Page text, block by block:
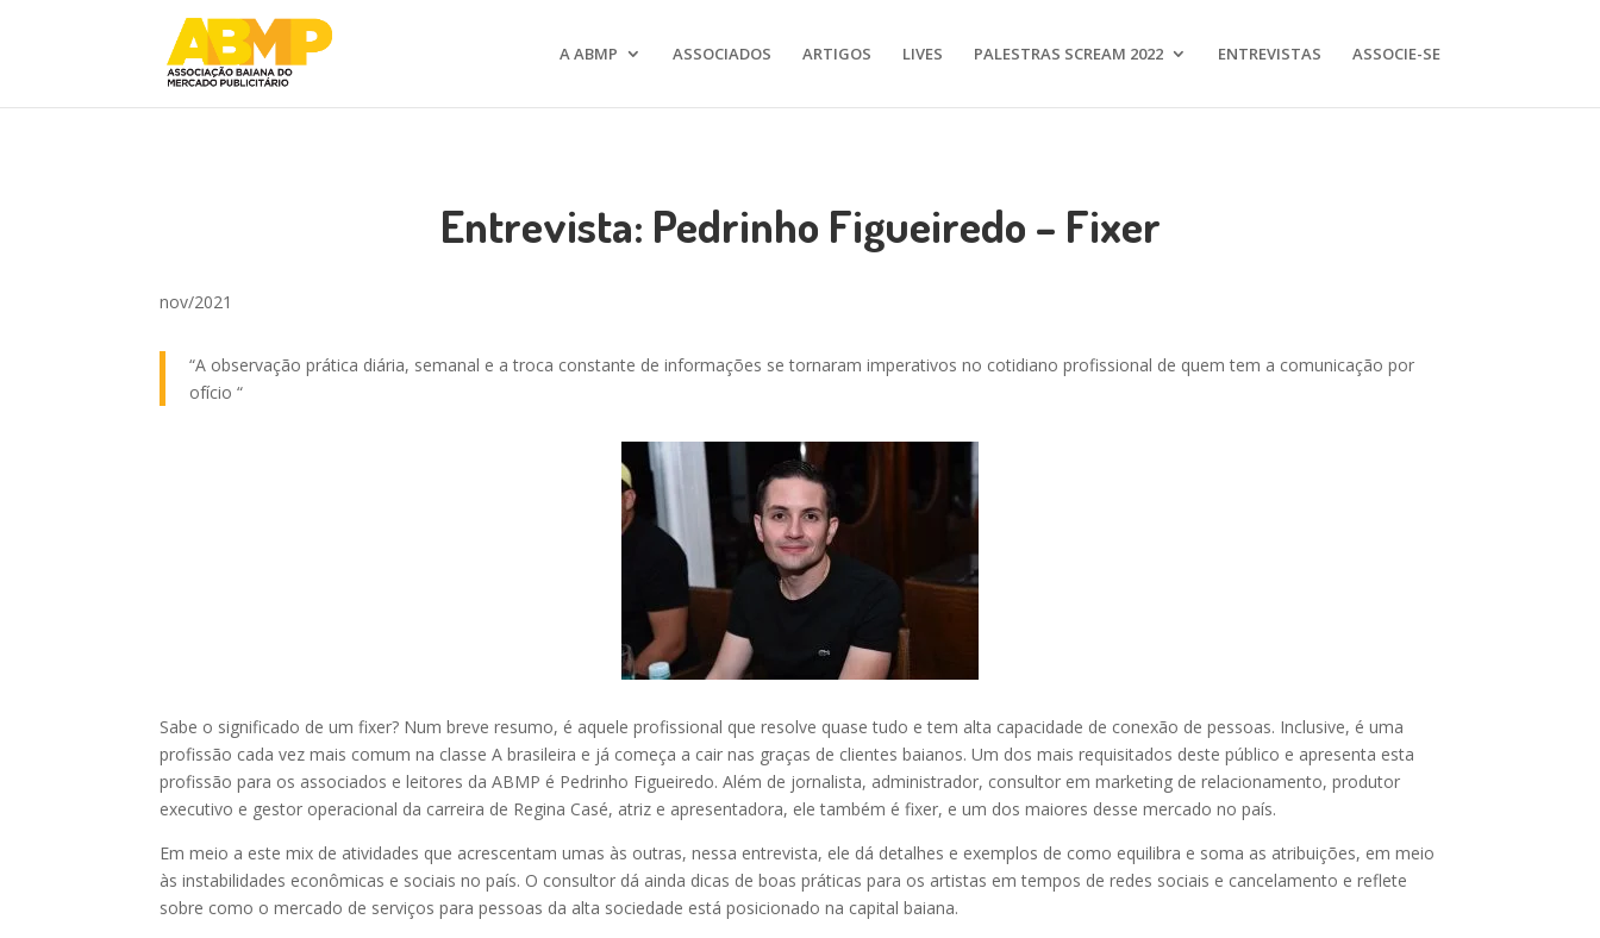
A ABMP ASSOCIADOS ARTIGOS LIVES PALESTRAS SCREAM 2022 ENTREVISTAS ASSOCIE-SE
Entrevista: Pedrinho Figueiredo – Fixer
nov/2021
“A observação prática diária, semanal e a troca constante de informações se tornaram imperativos no cotidiano profissional de quem tem a comunicação por
ofício “
Sabe o significado de um fixer? Num breve resumo, é aquele profissional que resolve quase tudo e tem alta capacidade de conexão de pessoas. Inclusive, é uma
profissão cada vez mais comum na classe A brasileira e já começa a cair nas graças de clientes baianos. Um dos mais requisitados deste público e apresenta esta
profissão para os associados e leitores da ABMP é Pedrinho Figueiredo. Além de jornalista, administrador, consultor em marketing de relacionamento, produtor
executivo e gestor operacional da carreira de Regina Casé, atriz e apresentadora, ele também é fixer, e um dos maiores desse mercado no país.
Em meio a este mix de atividades que acrescentam umas às outras, nessa entrevista, ele dá detalhes e exemplos de como equilibra e soma as atribuições, em meio
às instabilidades econômicas e sociais no país. O consultor dá ainda dicas de boas práticas para os artistas em tempos de redes sociais e cancelamento e reflete
sobre como o mercado de serviços para pessoas da alta sociedade está posicionado na capital baiana.